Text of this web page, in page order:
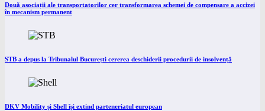
Două asociații ale transportatorilor cer transformarea schemei de compensare a accizei
în mecanism permanent
STB a depus la Tribunalul București cererea deschiderii procedurii de insolvență
DKV Mobility și Shell își extind parteneriatul european